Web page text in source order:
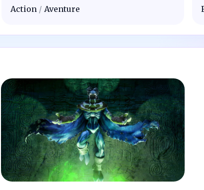
Action / Aventure